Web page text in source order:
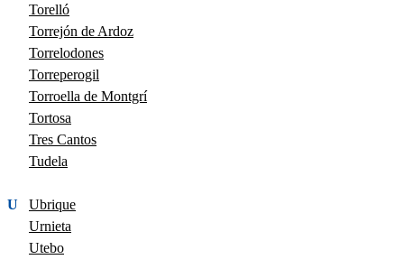
Torelló
Torrejón de Ardoz
Torrelodones
Torreperogil
Torroella de Montgrí
Tortosa
Tres Cantos
Tudela
U
Ubrique
Urnieta
Utebo